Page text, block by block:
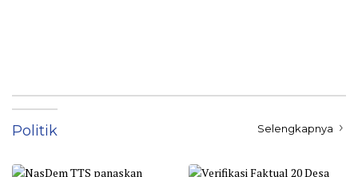
Politik Selengkapnya